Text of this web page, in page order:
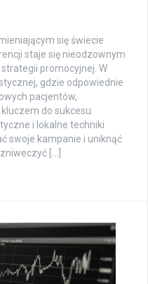
się świecie
staje się nieodzownym
promocyjnej. W
gdzie odpowiednie
pacjentów,
do sukcesu.
i lokalne techniki
swoje kampanie i uniknąć
[…]